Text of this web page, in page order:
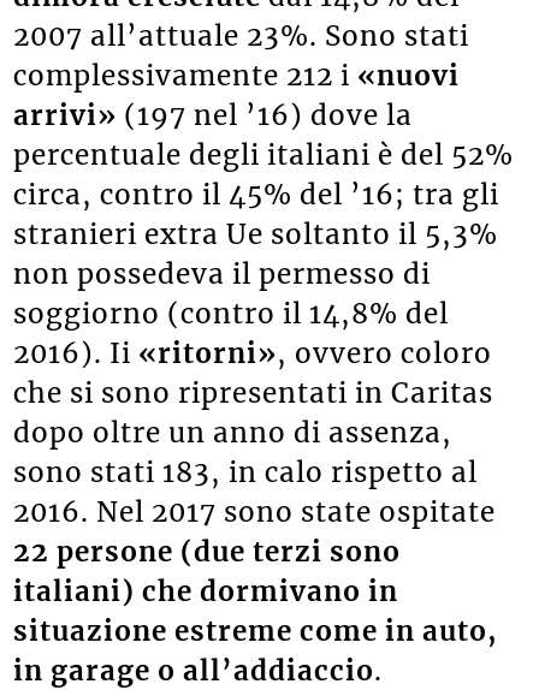
2007 all’attuale 23%. Sono stati
complessivamente 212 i «nuovi
arrivi» (197 nel ’16) dove la
percentuale degli italiani è del 52%
circa, contro il 45% del ’16; tra gli
stranieri extra Ue soltanto il 5,3%
non possedeva il permesso di
soggiorno (contro il 14,8% del
2016). Ii «ritorni», ovvero coloro
che si sono ripresentati in Caritas
dopo oltre un anno di assenza,
sono stati 183, in calo rispetto al
2016. Nel 2017 sono state ospitate
22 persone (due terzi sono
italiani) che dormivano in
situazione estreme come in auto,
in garage o all’addiaccio.